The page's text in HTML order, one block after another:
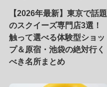
【2026年最新】東京で話題
のスクイーズ専門店3選！
触って選べる体験型ショッ
プ＆原宿・池袋の絶対行く
べき名所まとめ